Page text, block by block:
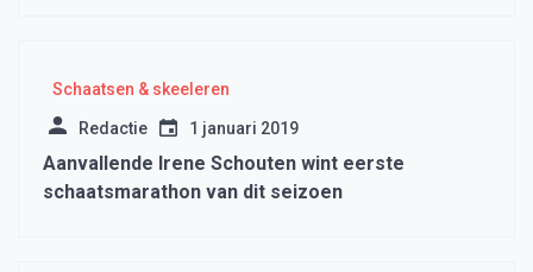
Schaatsen & skeeleren
Redactie 1 januari 2019
Aanvallende Irene Schouten wint eerste
schaatsmarathon van dit seizoen